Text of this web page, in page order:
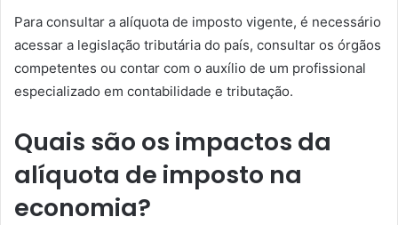
Para consultar a alíquota de imposto vigente, é necessário
acessar a legislação tributária do país, consultar os órgãos
competentes ou contar com o auxílio de um profissional
especializado em contabilidade e tributação.
Quais são os impactos da
alíquota de imposto na
economia?